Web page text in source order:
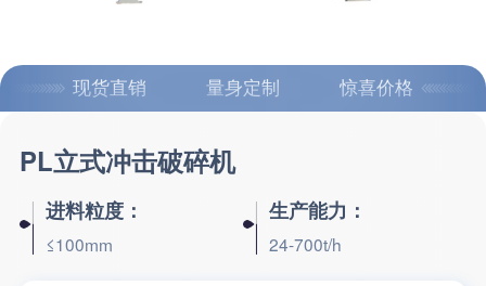
现货直销 量身定制 惊喜价格
PL立式冲击破碎机
进料粒度：
≤100mm
生产能力：
24-700t/h